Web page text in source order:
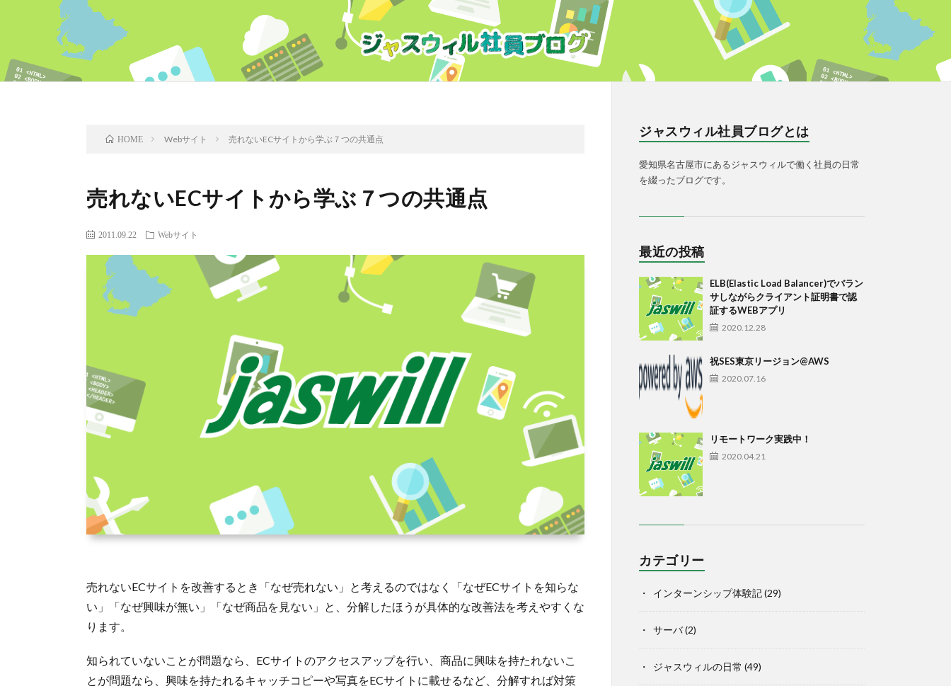
HOME Webサイト 売れないECサイトから学ぶ７つの共通点
売れないECサイトから学ぶ７つの共通点
2011.09.22 Webサイト
売れないECサイトを改善するとき「なぜ売れない」と考えるのではなく「なぜECサイトを知らな
い」「なぜ興味が無い」「なぜ商品を見ない」と、分解したほうが具体的な改善法を考えやすくな
ります。
知られていないことが問題なら、ECサイトのアクセスアップを行い、商品に興味を持たれないこ
とが問題なら、興味を持たれるキャッチコピーや写真をECサイトに載せるなど、分解すれば対策
ジャスウィル社員ブログとは
愛知県名古屋市にあるジャスウィルで働く社員の日常
を綴ったブログです。
最近の投稿
ELB(Elastic Load Balancer)でバラン
サしながらクライアント証明書で認
証するWEBアプリ
2020.12.28
祝SES東京リージョン@AWS
2020.07.16
リモートワーク実践中！
2020.04.21
カテゴリー
インターンシップ体験記(29)
サーバ(2)
ジャスウィルの日常 (49)